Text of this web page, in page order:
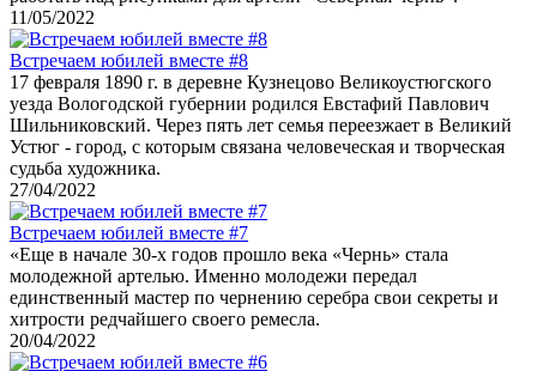
11/05/2022
Встречаем юбилей вместе #8
17 февраля 1890 г. в деревне Кузнецово Великоустюгского
уезда Вологодской губернии родился Евстафий Павлович
Шильниковский. Через пять лет семья переезжает в Великий
Устюг - город, с которым связана человеческая и творческая
судьба художника.
27/04/2022
Встречаем юбилей вместе #7
«Еще в начале 30-х годов прошло века «Чернь» стала
молодежной артелью. Именно молодежи передал
единственный мастер по чернению серебра свои секреты и
хитрости редчайшего своего ремесла.
20/04/2022